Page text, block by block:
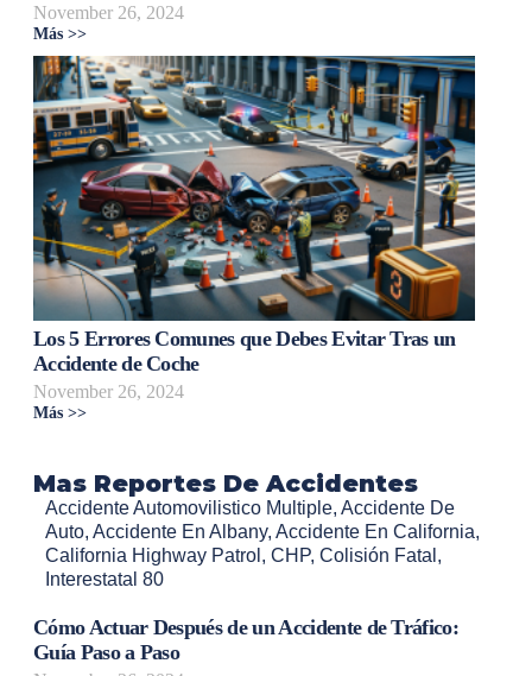
November 26, 2024
Más >>
Los 5 Errores Comunes que Debes Evitar Tras un
Accidente de Coche
November 26, 2024
Más >>
Mas Reportes De Accidentes
Accidente Automovilistico Multiple, Accidente De
Auto, Accidente En Albany, Accidente En California,
California Highway Patrol , CHP, Colisión Fatal ,
Interestatal 80
Cómo Actuar Después de un Accidente de Tráfico:
Guía Paso a Paso